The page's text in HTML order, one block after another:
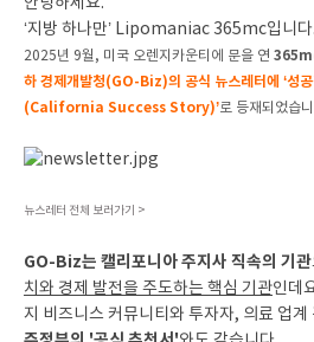
‘지방 하나만’ Lipomaniac 365mc입니다.
2025년 9월, 미국 오렌지카운티에 문을 연
하 경제개발청(GO-Biz)의 공식 뉴스레터에 ‘성공
(California Success Story)’로 등재되었습
뉴스레터 전체 보러가기 >
GO-Biz는 캘리포니아 주지사 직속의 기관
치와 경제 발전을 주도하는 핵심 기관인데
지 비즈니스 커뮤니티와 투자자, 의료 업계